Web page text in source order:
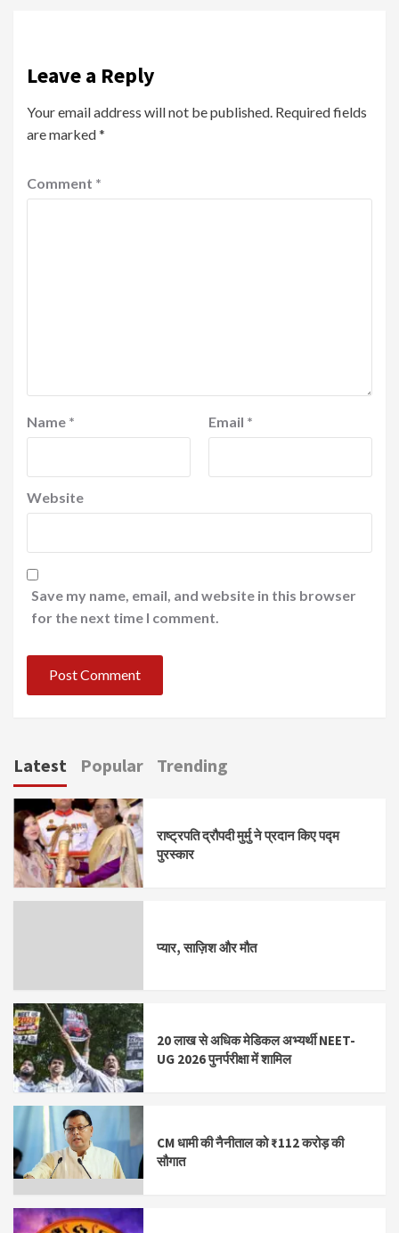
Leave a Reply
Your email address will not be published. Required fields
are marked*
Comment *
Name * Email *
Website
Save my name, email, and website in this browser
for the next time I comment.
Latest Popular Trending
राष्ट्रपति द्रौपदी मुर्मु ने प्रदान किए पद्म
पुरस्कार
प्यार, साज़िश और मौत
20 लाख से अधिक मेडिकल अभ्यर्थी NEET-
UG 2026 पुनर्परीक्षा में शामिल
CM धामी की नैनीताल को ₹112 करोड़ की
सौगात